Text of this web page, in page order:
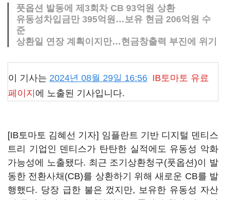
풋옵션 발동에 제3회차 CB 93억원 상환
유동성차입금만 395억원…보유 현금 206억원 수
준
상환일 연장 계획이지만…현금창출력 부진에 위기
이 기사는 2024년 08월 29일 16:56 IB토마토 유료
페이지 에 노출된 기사입니다.
[IB토마토 김혜선 기자] 임플란트 기반 디지털 덴티스
트리 기업인 덴티스가 탄탄한 실적에도 유동성 악화
가능성에 노출됐다. 최근 조기상환청구(풋옵션)이 발
동한 전환사채(CB)를 상환하기 위해 새로운 CB를 발
행했다. 당장 급한 불은 껐지만, 보유한 유동성 자산